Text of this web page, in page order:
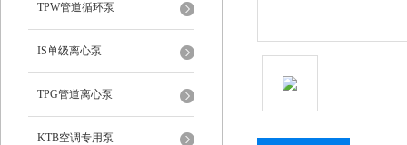
TPW管道循环泵
IS单级离心泵
TPG管道离心泵
KTB空调专用泵